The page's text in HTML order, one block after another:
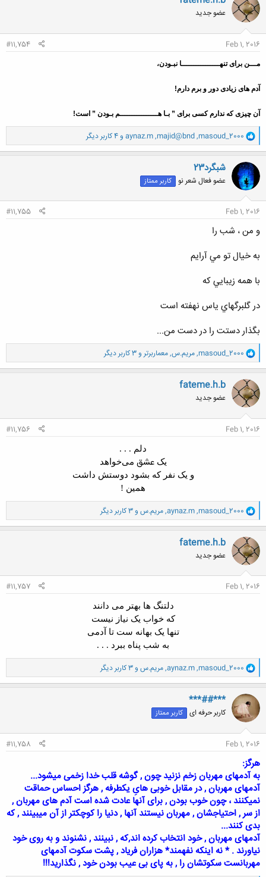
ش
ه
ا
عضو جدید
Feb 1, 2016
#11,754
مـــن برای تنهــــــــــــــــا نبـودن،
آدم های زیادی دور و برم دارم!
آن چیزی که ندارم کسی برای ” بـا هــــــــــــــــم بـودن ” است!
و
ا
ک
ن
ش
ه
ا
masoud_2000
,
majid@bnd
,
aynaz.m و 4 کاربر دیگر
شبگرد23
عضو فعال شعر نو کاربر ممتاز
Feb 1, 2016
#11,755
و من ، شب را
به خيال تو مي آرايم
با همه زيبايي که
در گلبرگهاي ياس نهفته است
بگذار دستت را در دست من...
و
ا
ک
ن
ش
ه
ا
masoud_2000
,مریم.س,معماربرترو 3 کاربر دیگر
fateme.h.b
عضو جدید
Feb 1, 2016
#11,756
دلم . . .
یکعشق می‌خواهد
و یک نفر که بشود دوستش داشت
همین !
و
ا
ک
ن
ش
ه
ا
masoud_2000
,
aynaz.m
,مریم.س و 3 کاربر دیگر
fateme.h.b
عضو جدید
Feb 1, 2016
#11,757
دلتنگ ها بهتر مى دانند
که خواب یک نیاز نیست
تنها یک بهانه ست تا آدمى
به شب پناه ببرد . . .
و
ا
ک
ن
ش
ه
ا
masoud_2000
,
aynaz.m
,مریم.س و 3 کاربر دیگر
***##***
کاربر حرفه ای کاربر ممتاز
Feb 1, 2016
#11,758
هرگز:
به آدمهای مهربان زخم نزنید چون , گوشه قلب خدا زخمی میشود...
آدمهای مهربان , در مقابل خوبی هایِ یکطرفه , هرگز احساس حماقت
نمیکنند ، چون خوب بودن , برای آنها عادت شده است آدم های مهربان ,
از سر , احتیاجشان , مهربان نیستند آنها , دنیا را کوچکتر از آن میبینند , که
بدی کنند...
آدمهای مهربان , خود انتخاب کرده اند,که , نبینند , نشنوند و به روی خود
نیاورند . * نه اینکه نفهمند* هزاران فریاد , پشت سکوت آدمهای
مهربانست سکوتشان را , به پای بی عیب بودن خود , نگذارید!!!